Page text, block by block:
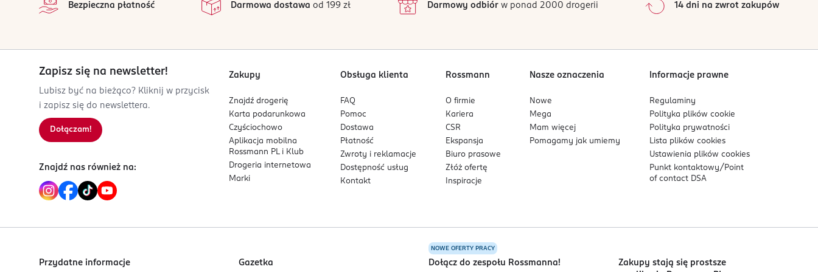
D-22083 Hamburg
1
0%
Sortowanie wgdata: od najnowszej
Bezpieczna płatność Darmowa dostawa od 199 zł Darmowy odbiórw ponad 2000 drogerii 14 dni na zwrot zakupów
Zapisz się na newsletter!
Lubisz być na bieżąco? Kliknij w przycisk
i zapisz się do newslettera.
Dołączam!
Znajdź nas również na:
Zakupy
Znajdź drogerię
Karta podarunkowa
Czyściochowo
Aplikacja mobilna
Rossmann PL i Klub
Drogeria internetowa
Marki
Obsługa klienta
FAQ
Pomoc
Dostawa
Płatność
Zwroty i reklamacje
Dostępność usług
Kontakt
Rossmann
O firmie
Kariera
CSR
Ekspansja
Biuro prasowe
Złóż ofertę
Inspiracje
Nasze oznaczenia
Nowe
Mega
Mam więcej
Pomagamy jak umiemy
Informacje prawne
Regulaminy
Polityka plikówcookie
Polityka prywatności
Lista plikówcookies
Ustawienia plikówcookies
Punkt kontaktowy/ Point
of contact DSA
Przydatne informacje Gazetka
NOWE OFERTY PRACY
Dołącz do zespołu Rossmanna!
Zakupy stają się prostsze